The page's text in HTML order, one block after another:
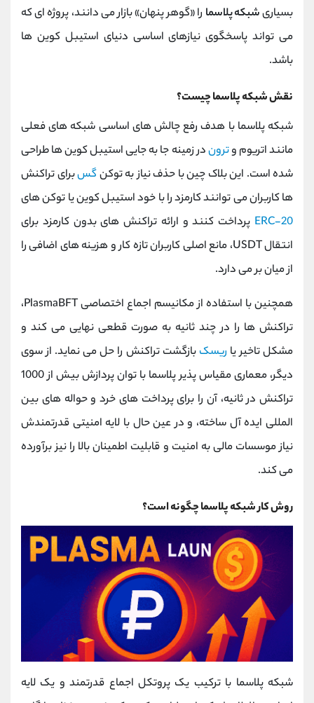
بسیاریشبکه پلاسما را «گوهر پنهان» بازار می ‌دانند، پروژه ‌ای که
می ‌تواند پاسخگوی نیازهای اساسی دنیای استیبل ‌کوین ‌ها
باشد.
نقش شبکه پلاسما چیست؟
شبکه پلاسما با هدف رفع چالش‌ های اساسی شبکه ‌های فعلی
مانند اتریوم وتروندر زمینه جا به ‌جایی استیبل‌ کوین ‌ها طراحی
شده است. این بلاک ‌چین با حذف نیاز به توکنگسبرای تراکنش
‌ها کاربران می‌ توانند کارمزد را با خود استیبل‌ کوین یا توکن ‌های
ERC-20 پرداخت کنند و ارائه تراکنش ‌های بدون کارمزد برای
انتقال USDT، مانع اصلی کاربران تازه‌ کار و هزینه ‌های اضافی را
از میان بر می ‌دارد.
همچنین با استفاده از مکانیسم اجماع اختصاصی PlasmaBFT،
تراکنش ‌ها را در چند ثانیه به صورت قطعی نهایی می کند و
مشکل تاخیر یا ریسک بازگشت تراکنش را حل می‌ نماید. از سوی
دیگر، معماری مقیاس ‌پذیر پلاسما با توان پردازش بیش از 1000
تراکنش در ثانیه، آن را برای پرداخت ‌های خرد و حواله ‌های بین
‌المللی ایده ‌آل ساخته، و در عین حال با لایه امنیتی قدرتمندش
نیاز موسسات مالی به امنیت و قابلیت اطمینان بالا را نیز برآورده
می ‌کند.
روش کار شبکه پلاسما چگونه است؟
شبکه پلاسما با ترکیب یک پروتکل اجماع قدرتمند و یک لایه